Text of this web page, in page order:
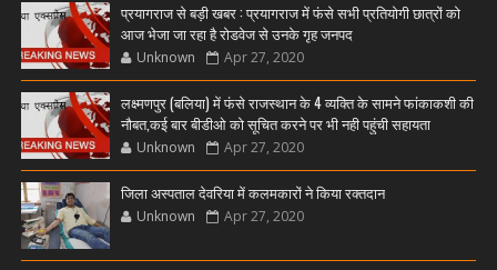
प्रयागराज से बड़ी खबर : प्रयागराज में फंसे सभी प्रतियोगी छात्रों को
आज भेजा जा रहा है रोडवेज से उनके गृह जनपद
Unknown Apr 27, 2020
लक्ष्मणपुर (बलिया) में फंसे राजस्थान के 4 व्यक्ति के सामने फांकाकशी की
नौबत,कई बार बीडीओ को सूचित करने पर भी नही पहुंची सहायता
Unknown Apr 27, 2020
जिला अस्पताल देवरिया में कलमकारों ने किया रक्तदान
Unknown Apr 27, 2020